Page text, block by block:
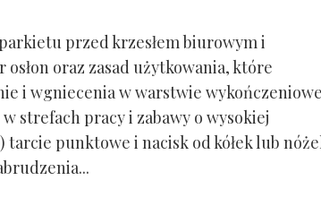
przed krzesłem biurowym i
oraz zasad użytkowania, które
i wgniecenia w warstwie
strefach pracy i zabawy o wysokiej
tarcie punktowe i nacisk od kółek lub